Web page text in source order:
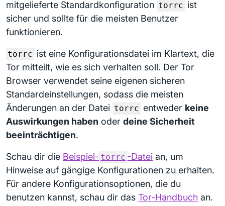
mitgelieferte Standardkonfiguration torrc ist
sicher und sollte für die meisten Benutzer
funktionieren.
torrc ist eine Konfigurationsdatei im Klartext, die
Tor mitteilt, wie es sich verhalten soll. Der Tor
Browser verwendet seine eigenen sicheren
Standardeinstellungen, sodass die meisten
Änderungen an der Datei torrc entweder keine
Auswirkungen haben oder deine Sicherheit
beeinträchtigen.
Schau dir die Beispiel- torrc -Datei an, um
Hinweise auf gängige Konfigurationen zu erhalten.
Für andere Konfigurationsoptionen, die du
benutzen kannst, schau dir das Tor-Handbuch an.